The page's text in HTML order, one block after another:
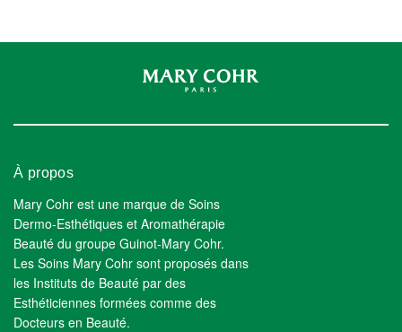
À propos
Mary Cohr est une marque de Soins
Dermo-Esthétiques et Aromathérapie
Beauté du groupe Guinot-Mary Cohr.
Les Soins Mary Cohr sont proposés dans
les Instituts de Beauté par des
Esthéticiennes formées comme des
Docteurs en Beauté.